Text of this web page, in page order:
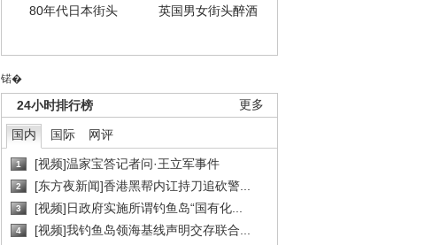
80年代日本街头 英国男女街头醉酒
锘�
更多
24小时排行榜
国内 国际 网评
1 [视频]温家宝答记者问·王立军事件
2 [东方夜新闻]香港黑帮内讧持刀追砍警...
3 [视频]日政府实施所谓钓鱼岛“国有化...
4 [视频]我钓鱼岛领海基线声明交存联合...